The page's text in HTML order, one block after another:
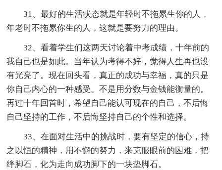
31、最好的生活状态就是年轻时不拖累生你的人，
年老时不拖累你生的人，这就是要努力的理由。
32、看着学生们这两天讨论着中考成绩，十年前的
我自己也是如此。当年认为考得不好，觉得人生再也没
有光亮了。现在回头看，真正的成功与幸福，真的只是
你自己内心的一种感受。不是用分数与金钱能衡量的。
再过十年回首时，希望自己能认可现在的自己，不后悔
自己坚持的工作，不后悔坚持自己的个性和选择。
33、在面对生活中的挑战时，要有坚定的信心，持
之以恒的精神，用不懈的努力，来克服眼前的困难，把
绊脚石，化为走向成功脚下的一块垫脚石。